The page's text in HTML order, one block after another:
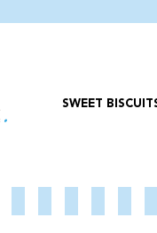
SWEET